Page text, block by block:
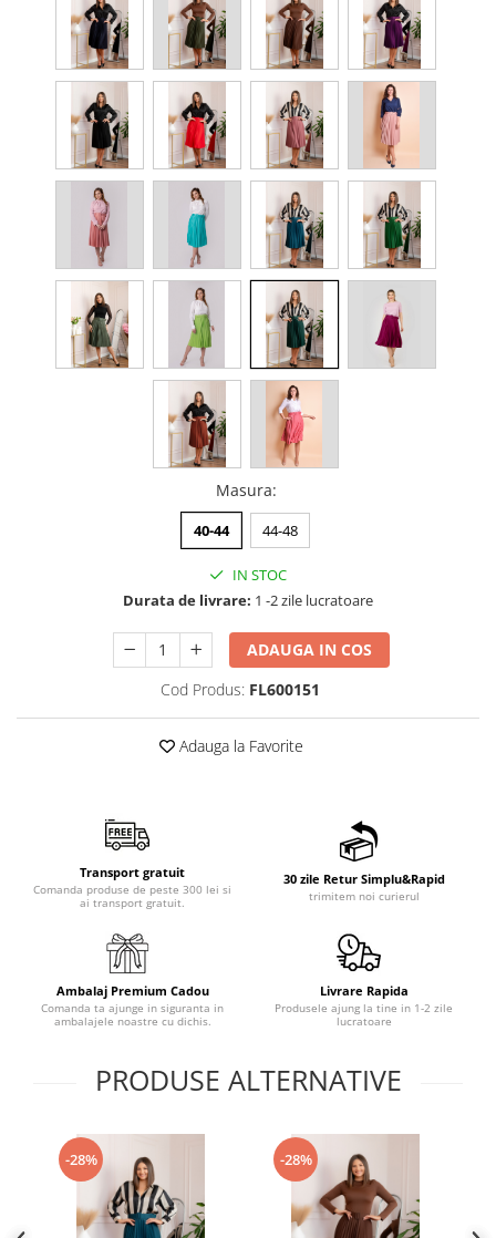
Masura:
40-44 44-48
IN STOC
Durata de livrare: 1 -2 zile lucratoare
ADAUGA IN COS
Cod Produs: FL600151
Adauga la Favorite
Transport gratuit
Comanda produse de peste 300 lei si
ai transport gratuit.
30 zile Retur Simplu&Rapid
trimitem noi curierul
Ambalaj Premium Cadou
Comanda ta ajunge in siguranta in
ambalajele noastre cu dichis.
Livrare Rapida
Produsele ajung la tine in 1-2 zile
lucratoare
PRODUSE ALTERNATIVE
-28% -28%